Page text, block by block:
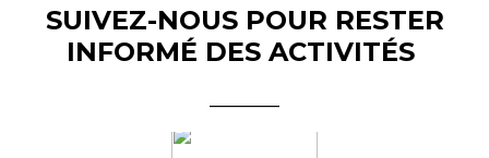
SUIVEZ-NOUS POUR RESTER
INFORMÉ DES ACTIVITÉS